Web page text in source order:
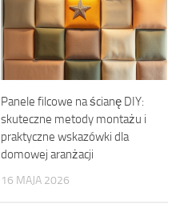
Panele filcowe na ścianę DIY:
skuteczne metody montażu i
praktyczne wskazówki dla
domowej aranżacji
16 MAJA 2026